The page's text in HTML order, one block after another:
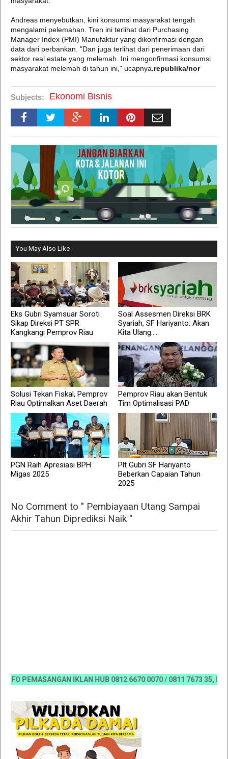
Andreas menyebutkan, kini konsumsi masyarakat tengah
mengalami pelemahan. Tren ini terlihat dari Purchasing
Manager Index (PMI) Manufaktur yang dikonfirmasi dengan
data dari perbankan. "Dan juga terlihat dari penerimaan dari
sektor real estate yang melemah. Ini mengonfirmasi konsumsi
masyarakat melemah di tahun ini," ucapnya.republika/nor
Subjects: Ekonomi Bisnis
You May Also Like
Eks Gubri Syamsuar Soroti
Sikap Direksi PT SPR
Kangkangi Pemprov Riau
Soal Assesmen Direksi BRK
Syariah, SF Hariyanto: Akan
Kita Ulang.....
Solusi Tekan Fiskal, Pemprov
Riau Optimalkan Aset Daerah
Pemprov Riau akan Bentuk
Tim Optimalisasi PAD
PGN Raih Apresiasi BPH
Migas 2025
Plt Gubri SF Hariyanto
Beberkan Capaian Tahun
2025
No Comment to " Pembiayaan Utang Sampai
Akhir Tahun Diprediksi Naik "
PEMASANGAN IKLAN HUB 0812 6670 0070 / 0811 7673 35,